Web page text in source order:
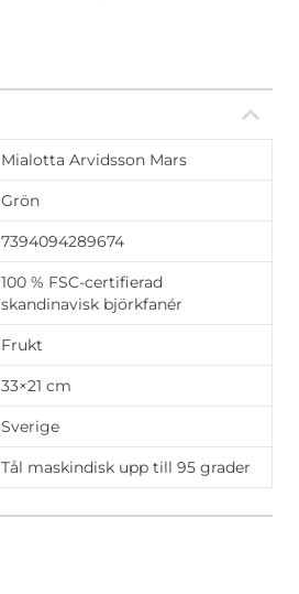
Mialotta Arvidsson Mars
Grön
7394094289674
100 % FSC-certifierad
skandinavisk björkfanér
Frukt
33×21 cm
Sverige
Tål maskindisk upp till 95 grader